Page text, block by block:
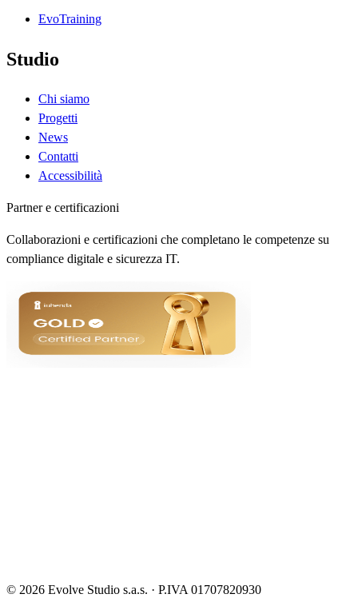
EvoTraining
Studio
Chi siamo
Progetti
News
Contatti
Accessibilità
Partner e certificazioni
Collaborazioni e certificazioni che completano le competenze su
compliance digitale e sicurezza IT.
© 2026 Evolve Studio s.a.s. · P.IVA 01707820930